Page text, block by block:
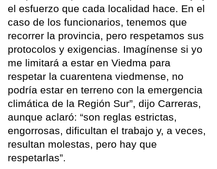
el esfuerzo que cada localidad hace. En el
caso de los funcionarios, tenemos que
recorrer la provincia, pero respetamos sus
protocolos y exigencias. Imagínense si yo
me limitará a estar en Viedma para
respetar la cuarentena viedmense, no
podría estar en terreno con la emergencia
climática de la Región Sur”, dijo Carreras,
aunque aclaró: “son reglas estrictas,
engorrosas, dificultan el trabajo y, a veces,
resultan molestas, pero hay que
respetarlas”.